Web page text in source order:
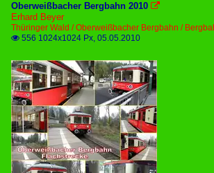
Oberweißbacher Bergbahn 2010 
Erhard Beyer
Thüringer Wald / Oberweißbacher Bergbahn /
 556 1024x1024 Px, 05.05.2010